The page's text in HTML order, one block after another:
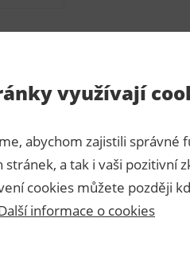
využívají
abychom zajistili správné
stránek, a tak i vaši pozitivní
cookies můžete později
informace o cookies